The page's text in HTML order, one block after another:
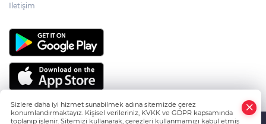
İletişim
Sizlere daha iyi hizmet sunabilmek adına sitemizde çerez
konumlandırmaktayız. Kişisel verileriniz, KVKK ve GDPR kapsamında
toplanıp işlenir. Sitemizi kullanarak, çerezleri kullanmamızı kabul etmiş